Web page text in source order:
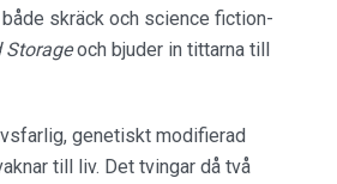
skräck och science fiction-
Storageoch bjuder in tittarna till
genetiskt modifierad
till liv. Det tvingar då två